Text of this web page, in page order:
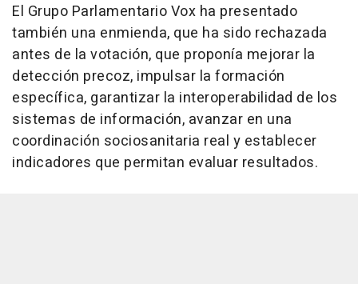
El Grupo Parlamentario Vox ha presentado
también una enmienda, que ha sido rechazada
antes de la votación, que proponía mejorar la
detección precoz, impulsar la formación
específica, garantizar la interoperabilidad de los
sistemas de información, avanzar en una
coordinación sociosanitaria real y establecer
indicadores que permitan evaluar resultados.